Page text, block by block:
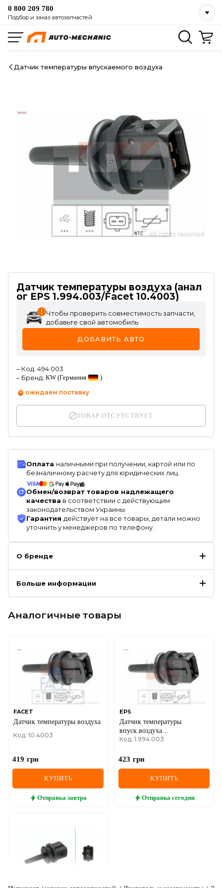
0 800 209 780
Подбор и заказ автозапчастей
Датчик температуры впускаемого воздуха
Датчик температуры воздуха (анал
ог EPS 1.994.003/Facet 10.4003)
Чтобы проверить совместимость запчасти,
добавьте свой автомобиль
ДОБАВИТЬ АВТО
– Код: 494 003
– Бренд: KW (Германия
)
ожидаем поставку
ТОВАР ОТСУТСТВУЕТ
Оплата наличными при получении, картой или по
безналичному расчету для юридических лиц.
Обмен/возврат товаров надлежащего
качества в соответствии с действующим
законодательством Украины.
Гарантия действует на все товары, детали можно
уточнить у менеджеров по телефону.
О бренде
Больше информации
Аналогичные товары
FACET
Датчик температуры воздуха
Код: 10.4003
419 грн
КУПИТЬ
Отправка завтра
EPS
Датчик температуры
впуск.воздуха
Astra,Vectra,Omega
Код: 1.994.003
423 грн
КУПИТЬ
Отправка сегодня